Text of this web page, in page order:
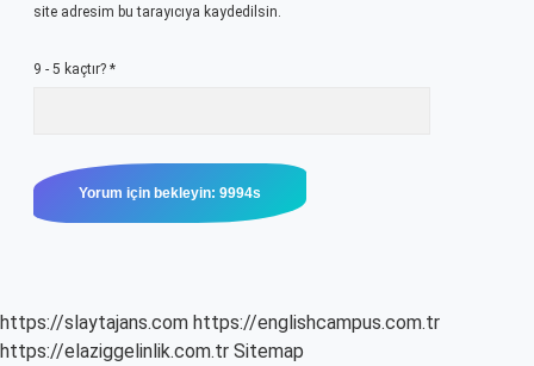
site adresim bu tarayıcıya kaydedilsin.
9 - 5 kaçtır? *
https://slaytajans.com https://englishcampus.com.tr
https://elaziggelinlik.com.tr Sitemap